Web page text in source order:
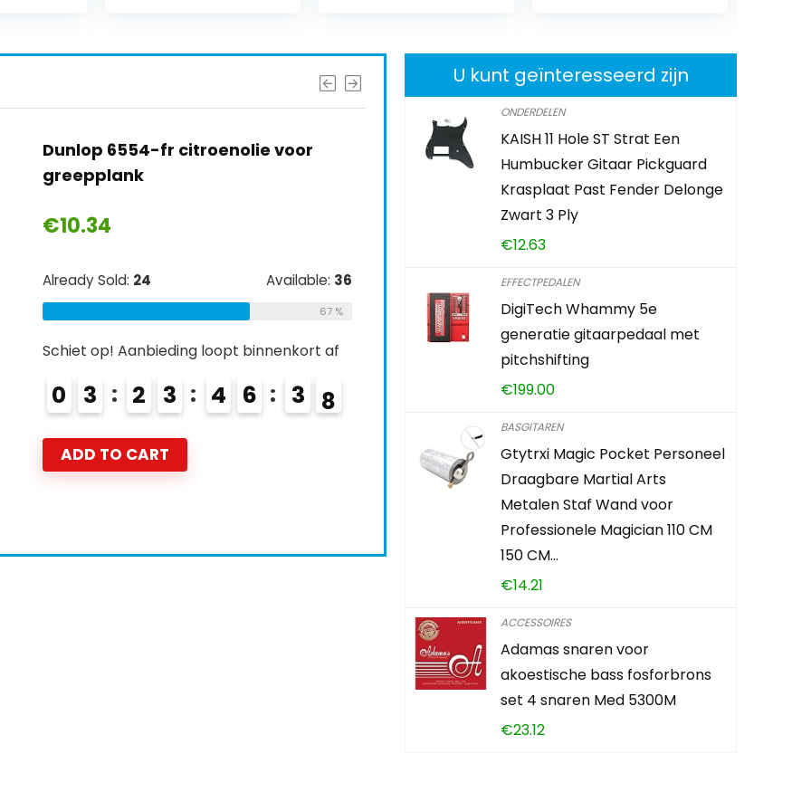
Dunlop 6554-fr citroenolie voor
greepplank
€10.34
Already Sold: 24 Available: 36
67 %
Schiet op! Aanbieding loopt binnenkort af
0 3 2 3 4 6 3 6
7
ADD TO CART
U kunt geïnteresseerd zijn
ONDERDELEN
KAISH 11 Hole ST Strat Een
Humbucker Gitaar Pickguard
Krasplaat Past Fender Delonge
Zwart 3 Ply
€12.63
EFFECTPEDALEN
DigiTech Whammy 5e
generatie gitaarpedaal met
pitchshifting
€199.00
BASGITAREN
Gtytrxi Magic Pocket Personeel
Draagbare Martial Arts
Metalen Staf Wand voor
Professionele Magician 110 CM
150 CM…
€14.21
ACCESSOIRES
Adamas snaren voor
akoestische bass fosforbrons
set 4 snaren Med 5300M
€23.12